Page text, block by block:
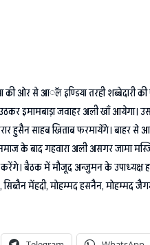
ओर से आॅल इण्डिया तरही शब्बेदारी की
इमामबाड़ा जवाहर अली खाँ आयेगा।
हुसैन साहब खिताब फरमायेंगे। बाहर से
के बाद गहवारा अली असगर जामा
करेंगे। बैठक में मौजूद अन्जुमन के उपाध्यक्ष
मेंहदी, मोहम्मद हसनैन, मोहम्मद